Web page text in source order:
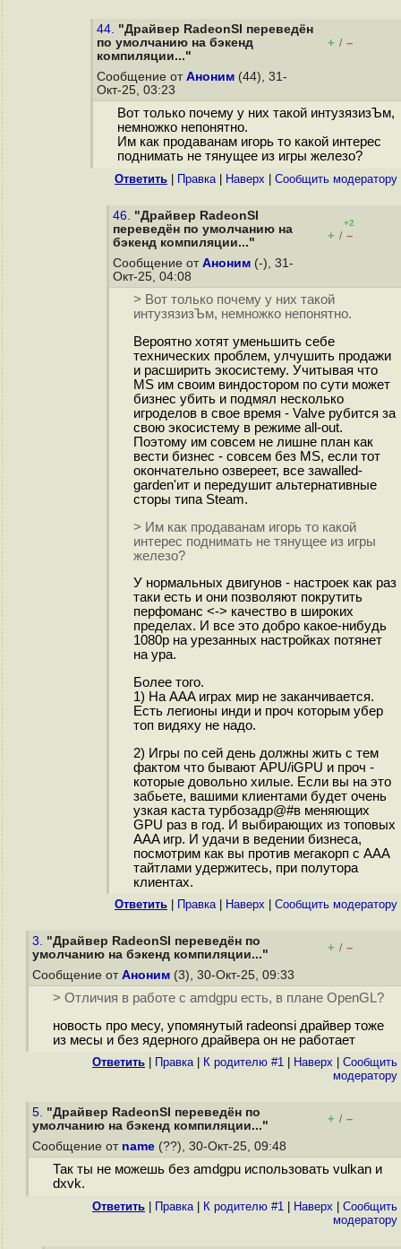
44. "Драйвер RadeonSI переведён
по умолчанию на бэкенд
компиляции..."
+ / –
Сообщение от Аноним (44), 31-
Окт-25, 03:23
Вот только почему у них такой интузязизЪм,
немножко непонятно.
Им как продаванам игорь то какой интерес
поднимать не тянущее из игры железо?
Ответить Правка| Наверх Cообщить модератору
46. "Драйвер RadeonSI
переведён по умолчанию на
бэкенд компиляции..."
+2
+ / –
Сообщение от Аноним (-), 31-
Окт-25, 04:08
> Вот только почему у них такой
интузязизЪм, немножко непонятно.
Вероятно хотят уменьшить себе
технических проблем, улчушить продажи
и расширить экосистему. Учитывая что
MS им своим виндостором по сути может
бизнес убить и подмял несколько
игроделов в свое время - Valve рубится за
свою экосистему в режиме all-out.
Поэтому им совсем не лишне план как
вести бизнес - совсем без MS, если тот
окончательно озвереет, все заwalled-
garden'ит и передушит альтернативные
сторы типа Steam.
> Им как продаванам игорь то какой
интерес поднимать не тянущее из игры
железо?
У нормальных двигунов - настроек как раз
таки есть и они позволяют покрутить
перфоманс <-> качество в широких
пределах. И все это добро какое-нибудь
1080p на урезанных настройках потянет
на ура.
Более того.
1) На AAA играх мир не заканчивается.
Есть легионы инди и проч которым убер
топ видяху не надо.
2) Игры по сей день должны жить с тем
фактом что бывают APU/iGPU и проч -
которые довольно хилые. Если вы на это
забьете, вашими клиентами будет очень
узкая каста турбозадр@#в меняющих
GPU раз в год. И выбирающих из топовых
AAA игр. И удачи в ведении бизнеса,
посмотрим как вы против мегакорп с AAA
тайтлами удержитесь, при полутора
клиентах.
Ответить Правка| Наверх Cообщить модератору
3. "Драйвер RadeonSI переведён по
умолчанию на бэкенд компиляции..."
+ / –
Сообщение от Аноним (3), 30-Окт-25, 09:33
> Отличия в работе с amdgpu есть, в плане OpenGL?
новость про месу, упомянутый radeonsi драйвер тоже
из месы и без ядерного драйвера он не работает
Ответить Правка| К родителю #1 Наверх
Cообщить
модератору
5. "Драйвер RadeonSI переведён по
умолчанию на бэкенд компиляции..."
+ / –
Сообщение от name (??), 30-Окт-25, 09:48
Так ты не можешь без amdgpu использовать vulkan и
dxvk.
Ответить Правка| К родителю #1 Наверх
Cообщить
модератору